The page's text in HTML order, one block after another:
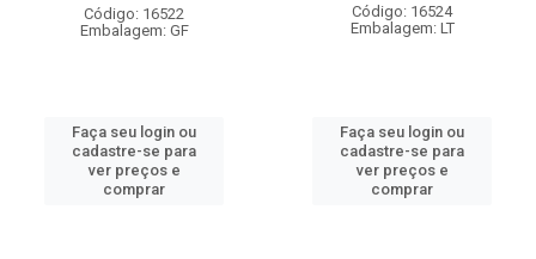
Código: 16522
Embalagem: GF
Faça seu login ou
cadastre-se para
ver preços e
comprar
Código: 16524
Embalagem: LT
Faça seu login ou
cadastre-se para
ver preços e
comprar